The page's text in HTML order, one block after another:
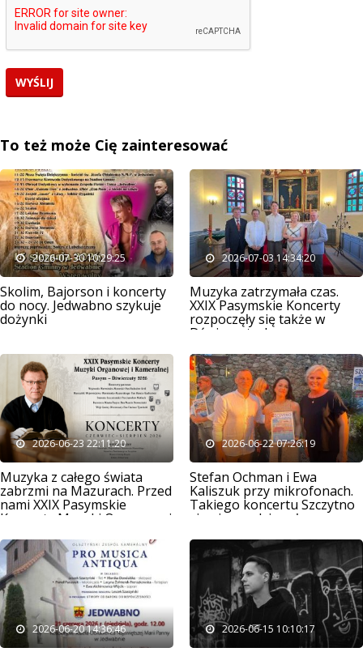
To też może Cię zainteresować
2026-07-30 10:29:25
Skolim, Bajorson i koncerty
do nocy. Jedwabno szykuje
dożynki
2026-07-03 14:34:20
Muzyka zatrzymała czas.
XXIX Pasymskie Koncerty
rozpoczęły się także w
Dźwierzutach
2026-06-23 22:11:20
Muzyka z całego świata
zabrzmi na Mazurach. Przed
nami XXIX Pasymskie
Koncerty Muzyki Organowej
2026-06-22 07:26:19
Stefan Ochman i Ewa
Kaliszuk przy mikrofonach.
Takiego koncertu Szczytno
się nie spodziewało
2026-06-20 14:36:46 2026-06-15 10:10:17